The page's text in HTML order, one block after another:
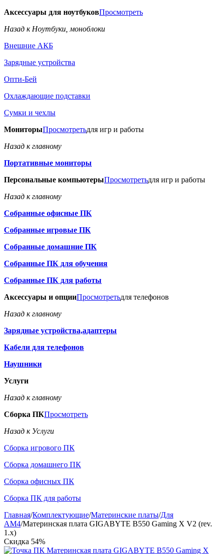
Аксессуары для ноутбуковПросмотреть
Назад к Ноутбуки, моноблоки
Внешние АКБ
Зарядные устройства
Опти-Бей
Охлаждающие подставки
Сумки и чехлы
МониторыПросмотретьдля игр и работы
Назад к главному
Портативные мониторы
Персональные компьютерыПросмотретьдля игр и работы
Назад к главному
Собранные офисные ПК
Собранные игровые ПК
Собранные домашние ПК
Собранные ПК для обучения
Собранные ПК для работы
Аксессуары и опцииПросмотретьдля телефонов
Назад к главному
Зарядные устройства,адаптеры
Кабели для телефонов
Наушники
Услуги
Назад к главному
Сборка ПКПросмотреть
Назад к Услуги
Сборка игрового ПК
Сборка домашнего ПК
Сборка офисных ПК
Сборка ПК для работы
Главная/Комплектующие/Материнские платы/Для
AM4/Материнская плата GIGABYTE B550 Gaming X V2 (rev.
1.x)
Скидка 54%